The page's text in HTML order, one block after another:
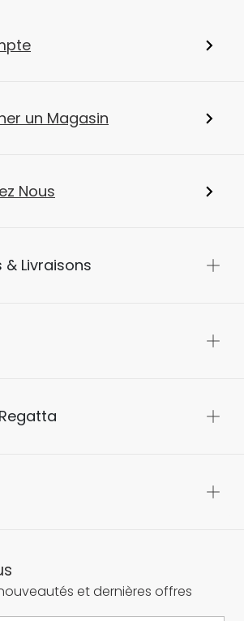
un Magasin
Nous
Livraisons
et dernières offres